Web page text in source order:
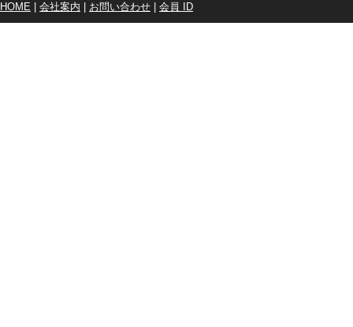
HOME 会社案内 お問い合わせ 会員 ID